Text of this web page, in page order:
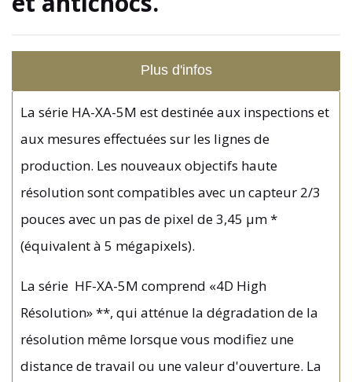
Plus d'infos
La série HA-XA-5M est destinée aux inspections et
aux mesures effectuées sur les lignes de
production. Les nouveaux objectifs haute
résolution sont compatibles avec un capteur 2/3
pouces avec un pas de pixel de 3,45 µm *
(équivalent à 5 mégapixels).
La série HF-XA-5M comprend «4D High
Résolution» **, qui atténue la dégradation de la
résolution même lorsque vous modifiez une
distance de travail ou une valeur d'ouverture. La